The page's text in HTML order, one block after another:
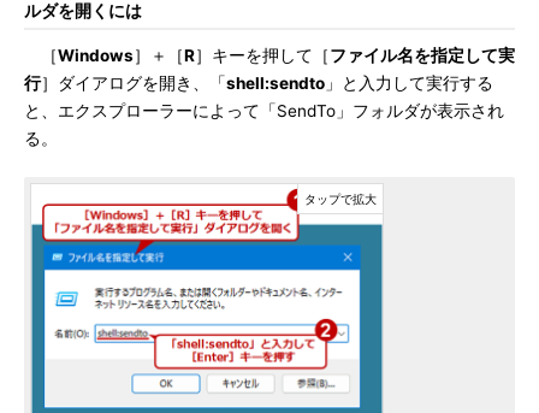
ルダを開くには
［Windows］＋［R］キーを押して［ファイル名を指定して実
行］ダイアログを開き、「shell:sendto 」と入力して実行する
と、エクスプローラーによって「SendTo」フォルダが表示され
る。